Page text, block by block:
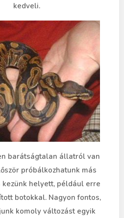
kedveli.
barátságtalan állatról van
próbálkozhatunk más
kezünk helyett, például erre
botokkal. Nagyon fontos,
komoly változást egyik